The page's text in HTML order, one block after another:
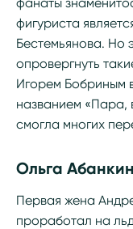
фигуриста
Бестемьянова. Но
опровергнуть
Игорем Бобриным
названием «Пара,
смогла многих
Ольга
Первая жена
проработал на